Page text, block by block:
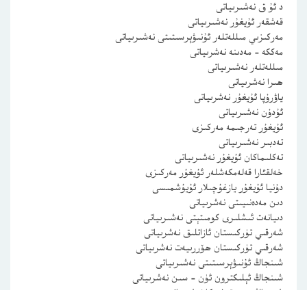
د ئۇ ق نەشىرىياتى
قەشقەر ئۇيغۇر نەشىرىياتى
مەركىزىي مىللەتلەر ئۇنىۋېرسىتىتى نەشىرىياتى
مەككە – مەدىنە نەشرىياتى
مىللەتلەر نەشىرىياتى
ھىرا نەشرىياتى
ياۋرۇپا ئۇيغۇر نەشرىياتى
ئۇدۇن نەشىرىياتى
ئۇيغۇر تەرجىمە مەركىزى
تەدبىر نەشىرىياتى
تەكلىماكان ئۇيغۇر نەشىرىياتى
خەلقئارا قەلەمكەشلەر ئۇيغۇر مەركىزى
دۇنيا ئۇيغۇر يازغۇچىلار ئۇيۇشمىسى
دىن مەدەنىيىتى نەشرىياتى
دىيانەت ئىشلىرى كومىتېتى نەشىرىياتى
شەرقىي تۈركىستان ئازاتلىق نەشرىياتى
شەرقىي تۈركىستان ھۆررىيەت نەشرىياتى
شىنجاڭ ئۇنىۋېرسىتىتى نەشىرىياتى
شىنجاڭ ئېلىكترون ئۈن – سىن نەشرىياتى